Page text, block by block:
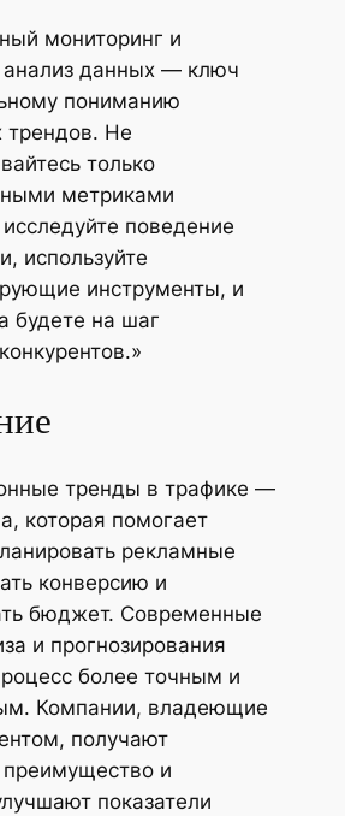
мониторинг и
анализ данных — ключ
пониманию
трендов. Не
только
метриками
поведение
используйте
инструменты, и
будете на шаг
тренды в трафике —
которая помогает
рекламные
конверсию и
бюджет. Современные
и прогнозирования
более точным и
Компании, владеющие
получают
преимущество и
показатели